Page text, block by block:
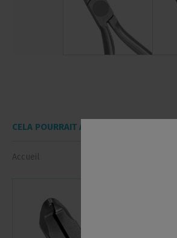
CELA POURRAIT AUSSI VOUS INTÉRESSER
Accueil